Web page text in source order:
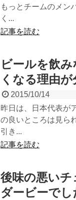
もっとチームのメン
く...
記事を読む
ビールを飲
くなる理由
2015/10/14
昨日は、日本代表が
の良いところは見ら
引き...
記事を読む
後味の悪い
ダービーでし